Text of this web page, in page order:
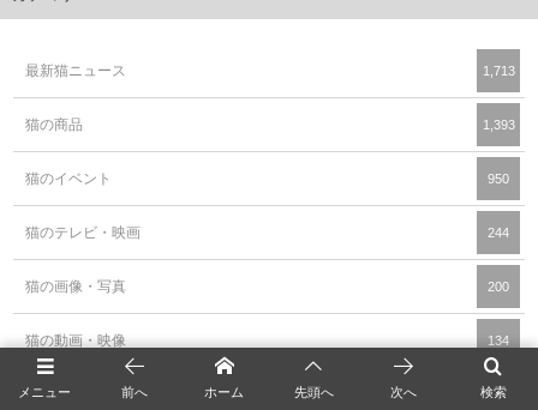
カテゴリー
1,713
1,393
950
244
200
猫の動画・映像 134
メニュー 検索
前へ ホーム 先頭へ 次へ